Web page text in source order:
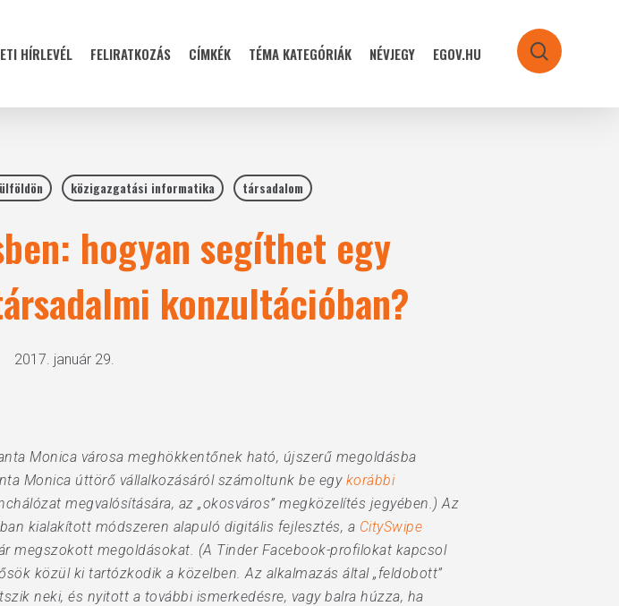
HÍRLEVÉL FELIRATKOZÁS CÍMKÉK TÉMA KATEGÓRIÁK NÉVJEGY EGOV.HU search
közigazgatási informatika társadalom
hogyan segíthet egy
konzultációban?
2017. január 29.
Monica városa meghökkentőnek ható, újszerű megoldásba
Monica úttörő vállalkozásáról számoltunk be egy korábbi
megvalósítására, az „okosváros” megközelítés jegyében.) Az
kialakított módszeren alapuló digitális fejlesztés, a CitySwipe
megszokott megoldásokat. (A Tinder Facebook-profilokat kapcsol
közül ki tartózkodik a közelben. Az alkalmazás által „feldobott”
neki, és nyitott a további ismerkedésre, vagy balra húzza, ha